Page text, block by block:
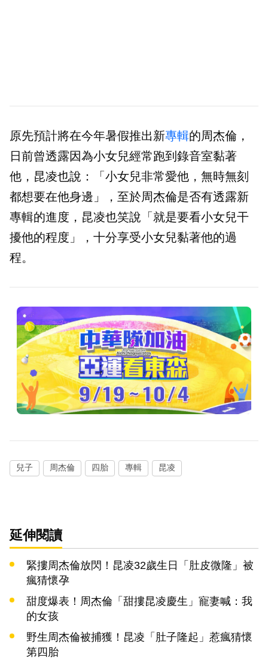
原先預計將在今年暑假推出新專輯的周杰倫，
日前曾透露因為小女兒經常跑到錄音室黏著
他，昆凌也說：「小女兒非常愛他，無時無刻
都想要在他身邊」，至於周杰倫是否有透露新
專輯的進度，昆凌也笑說「就是要看小女兒干
擾他的程度」，十分享受小女兒黏著他的過
程。
兒子 周杰倫 四胎 專輯 昆凌
延伸閱讀
緊摟周杰倫放閃！昆凌32歲生日「肚皮微隆」被
瘋猜懷孕
甜度爆表！周杰倫「甜摟昆凌慶生」寵妻喊：我
的女孩
野生周杰倫被捕獲！昆凌「肚子隆起」惹瘋猜懷
第四胎